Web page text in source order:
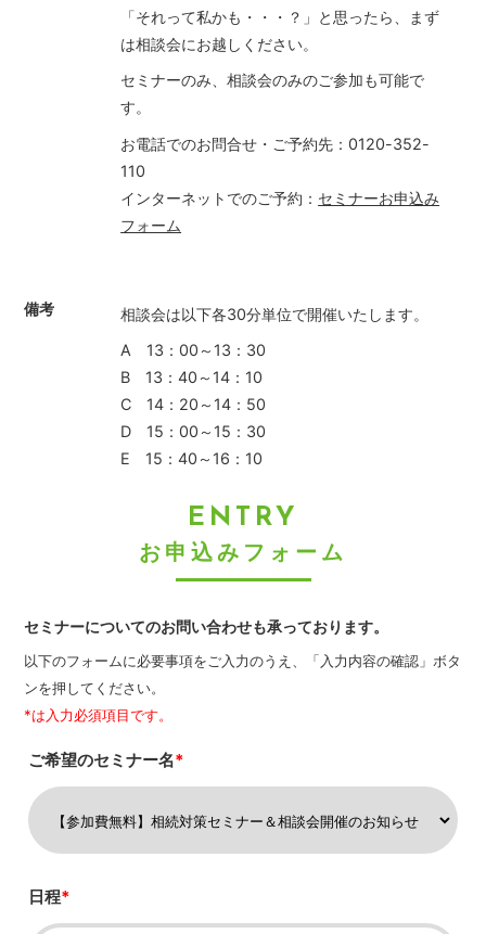
「それって私かも・・・？」と思ったら、まず
は相談会にお越しください。
セミナーのみ、相談会のみのご参加も可能で
す。
お電話でのお問合せ・ご予約先：0120-352-
110
インターネットでのご予約： セミナーお申込み
フォーム
備考
相談会は以下各30分単位で開催いたします。
A 13：00～13：30
B 13：40～14：10
C 14：20～14：50
D 15：00～15：30
E 15：40～16：10
ENTRY
お申込みフォーム
セミナーについてのお問い合わせも承っております。
以下のフォームに必要事項をご入力のうえ、「入力内容の確認」ボタ
ンを押してください。
*は入力必須項目です。
ご希望のセミナー名*
日程*